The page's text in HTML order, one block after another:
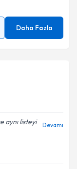
Daha Fazla
aynı listeyi
Devamı